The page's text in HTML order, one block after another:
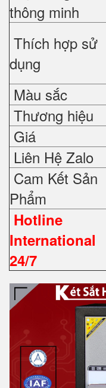
thông minh
Thích hợp sử
dụng
Màu sắc
Thương hiệu
Giá
Liên Hệ Zalo
Cam Kết Sản
Phẩm
Hotline
International
24/7